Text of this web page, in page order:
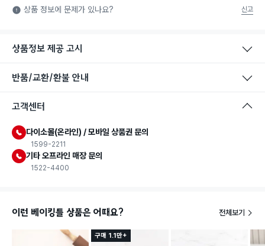
식품용 기구: 식품위생법에서 정한 규격에 따라 제조되어 식품 또
는 식품첨가물에 사용할 수 있는 식품용기구라는 표시입니다.
상품 정보에 문제가 있나요? 신고
상품정보 제공 고시
반품/교환/환불 안내
고객센터
다이소몰(온라인) / 모바일 상품권 문의
1599-2211
기타 오프라인 매장 문의
1522-4400
이런 베이킹틀 상품은 어때요? 전체보기
구매 1.1만+